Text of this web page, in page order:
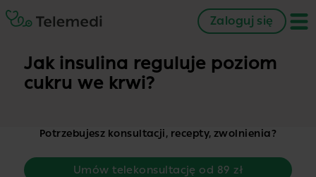
Zaloguj się
Jak insulina reguluje poziom
cukru we krwi?
Potrzebujesz konsultacji, recepty, zwolnienia?
Umów telekonsultację od 89 zł